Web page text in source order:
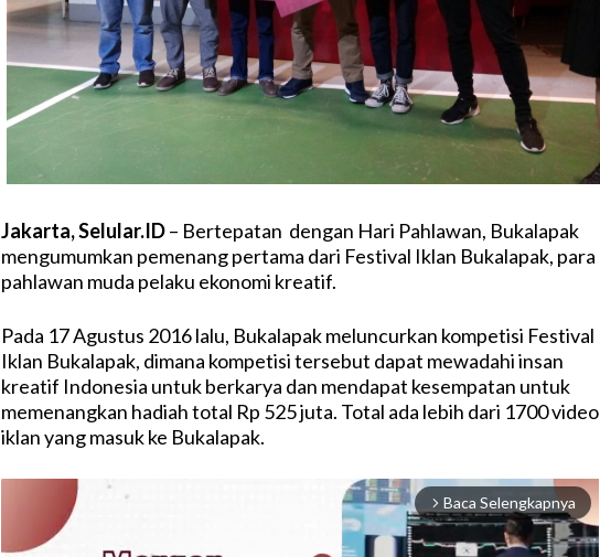
Jakarta, Selular.ID– Bertepatan dengan Hari Pahlawan, Bukalapak
mengumumkan pemenang pertama dari Festival Iklan Bukalapak, para
pahlawan muda pelaku ekonomi kreatif.
Pada 17 Agustus 2016 lalu, Bukalapak meluncurkan kompetisi Festival
Iklan Bukalapak, dimana kompetisi tersebut dapat mewadahi insan
kreatif Indonesia untuk berkarya dan mendapat kesempatan untuk
memenangkan hadiah total Rp 525 juta. Total ada lebih dari 1700 video
iklan yang masuk ke Bukalapak.
arrow_forward_ios Baca Selengkapnya